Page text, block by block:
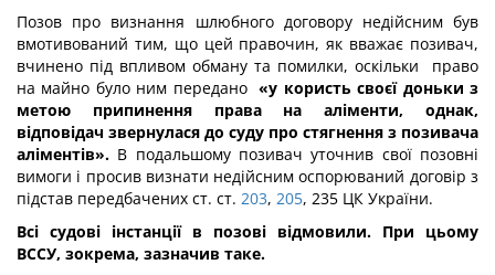
Позов про визнання шлюбного договору недійсним був
вмотивований тим, що цей правочин, як вважає позивач,
вчинено під впливом обману та помилки, оскільки право
на майно було ним передано«у користь своєї доньки з
метою припинення права на аліменти, однак,
відповідач звернулася до суду про стягнення з позивача
аліментів». В подальшому позивач уточнив свої позовні
вимоги і просив визнати недійсним оспорюваний договір з
підстав передбачених ст. ст. 203, 205, 235 ЦК України.
Всі судові інстанції в позові відмовили. При цьому
ВССУ, зокрема, зазначив таке.